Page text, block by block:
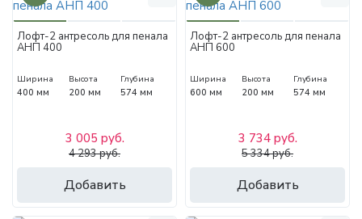
Лофт-2 антресоль для пенала
АНП 400
Ширина
400 мм
Высота
200 мм
Глубина
574 мм
Добавить
3 005 руб.
4 293 руб.
Лофт-2 антресоль для пенала
АНП 600
Ширина
600 мм
Высота
200 мм
Глубина
574 мм
Добавить
3 734 руб.
5 334 руб.